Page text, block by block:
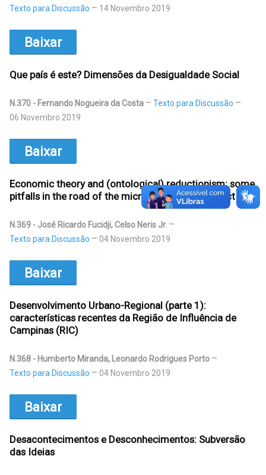
Texto para Discussão 14 Novembro 2019
Baixar
Que país é este? Dimensões da Desigualdade Social
N.370 - Fernando Nogueira da Costa
Texto para Discussão
06 Novembro 2019
Baixar
Economic theory and (ontological) reductionism: some
pitfalls in the road of the microfoundations project
N.369 - José Ricardo Fucidji, Celso Neris Jr.
Texto para Discussão
04 Novembro 2019
Baixar
Desenvolvimento Urbano-Regional (parte 1):
características recentes da Região de Influência de
Campinas (RIC)
N.368 - Humberto Miranda, Leonardo Rodrigues Porto
Texto para Discussão
04 Novembro 2019
Baixar
Desacontecimentos e Desconhecimentos: Subversão
das Ideias